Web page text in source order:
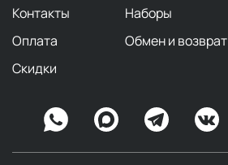
Контакты
Наборы
Оплата
Обмен и возврат
Скидки